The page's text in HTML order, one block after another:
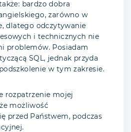
bardzo dobra
zarówno w
dlatego odczytywanie
i technicznych nie
problemów. Posiadam
SQL, jednak przyda
w tym zakresie.
rozpatrzenie mojej
możliwość
przed Państwem, podczas